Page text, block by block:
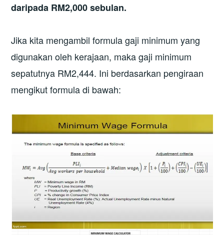
daripada RM2,000 sebulan.
Jika kita mengambil formula gaji minimum yang
digunakan oleh kerajaan, maka gaji minimum
sepatutnya RM2,444. Ini berdasarkan pengiraan
mengikut formula di bawah: